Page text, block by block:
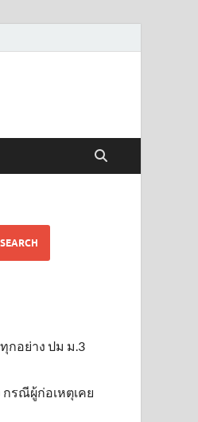
SEARCH
กอย่าง ปม ม.3
กรณีผู้ก่อเหตุเคย